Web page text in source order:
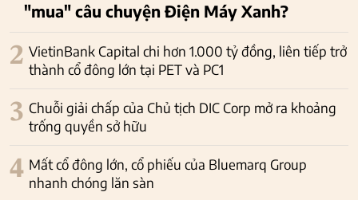
"mua" câu chuyện Điện Máy Xanh?
2 VietinBank Capital chi hơn 1.000 tỷ đồng, liên tiếp trở
thành cổ đông lớn tại PET và PC1
3 Chuỗi giải chấp của Chủ tịch DIC Corp mở ra khoảng
trống quyền sở hữu
4 Mất cổ đông lớn, cổ phiếu của Bluemarq Group
nhanh chóng lăn sàn